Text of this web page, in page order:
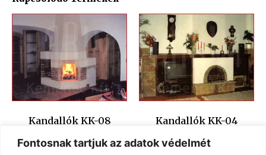
Fontosnak tartjuk az adatok védelmét
Kandallók KK-08 Kandallók KK-04